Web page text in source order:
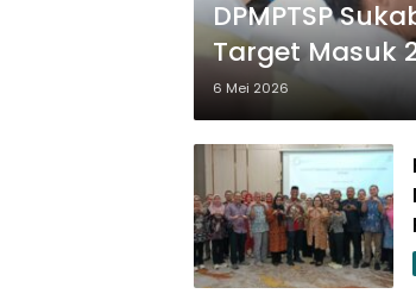
DPMPTSP
Target Masuk
6 Mei 2026